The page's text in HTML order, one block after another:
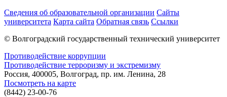
Сведения об образовательной организации Сайты
университета Карта сайта Обратная связь Ссылки
© Волгоградский государственный технический университет
Противодействие коррупции
Противодействие терроризму и экстремизму
Россия, 400005, Волгоград, пр. им. Ленина, 28
Посмотреть на карте
(8442) 23-00-76